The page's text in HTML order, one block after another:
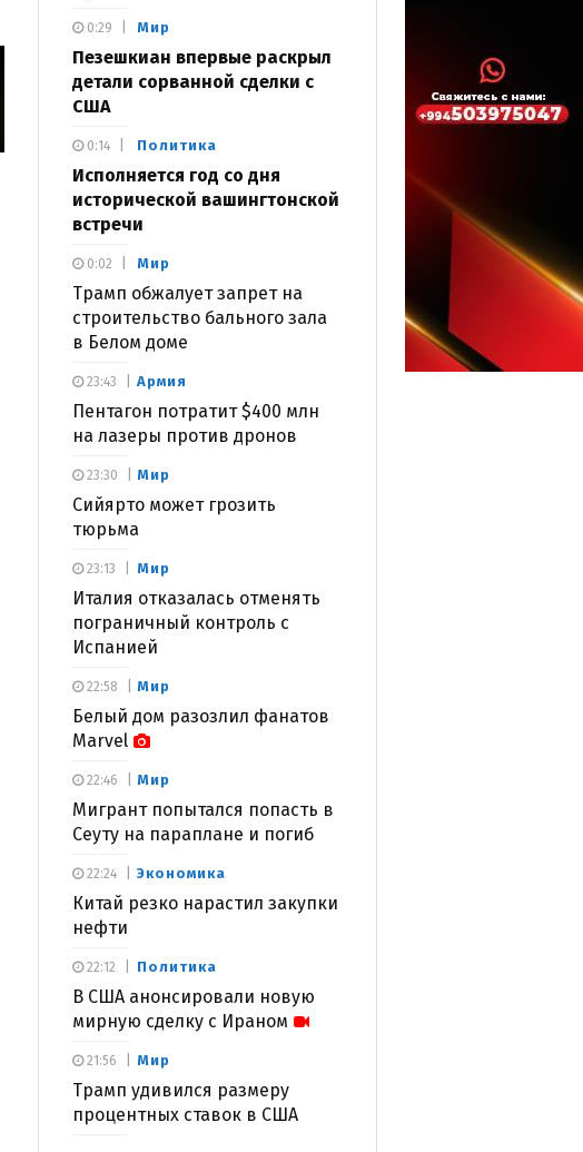
Мир
Пезешкиан впервые раскрыл
детали сорванной сделки с
США
0:29
Политика
Исполняется год со дня
исторической вашингтонской
встречи
0:14
Мир
Трамп обжалует запрет на
строительство бального зала
в Белом доме
0:02
Армия
Пентагон потратит $400 млн
на лазеры против дронов
23:43
Мир
Сийярто может грозить
тюрьма
23:30
Мир
Италия отказалась отменять
пограничный контроль с
Испанией
23:13
Мир
Белый дом разозлил фанатов
Marvel
22:58
Мир
Мигрант попытался попасть в
Сеуту на параплане и погиб
22:46
Экономика
Китай резко нарастил закупки
нефти
22:24
Политика
В США анонсировали новую
мирную сделку с Ираном
22:12
Мир
Трамп удивился размеру
процентных ставок в США
21:56